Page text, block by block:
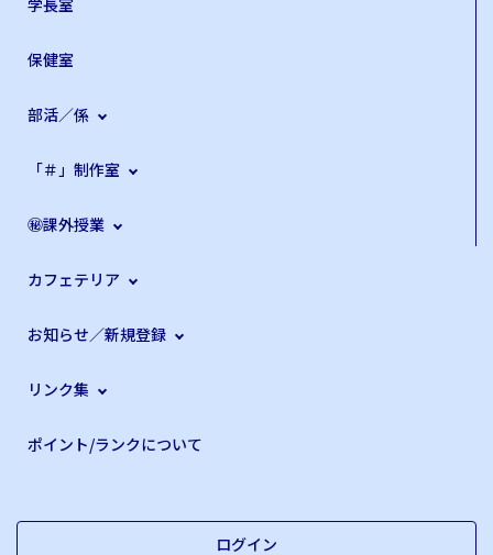
学長室
保健室
部活／係
「＃」制作室
㊙課外授業
カフェテリア
お知らせ／新規登録
リンク集
ポイント/ランクについて
ログイン